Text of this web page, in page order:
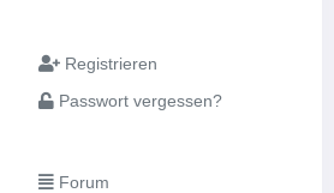
Registrieren
Passwort vergessen?
Forum